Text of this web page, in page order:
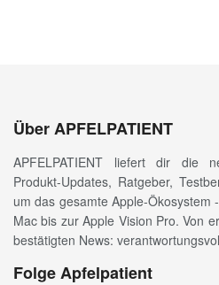
Über APFELPATIENT
APFELPATIENT liefert dir die
Produkt-Updates, Ratgeber,
um das gesamte Apple-Ökosystem
Mac bis zur Apple Vision Pro. Von
bestätigten News:
Folge Apfelpatient